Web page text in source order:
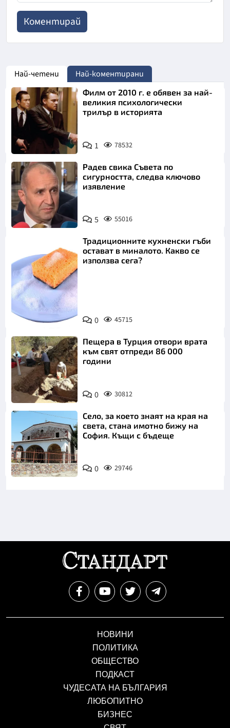
Най-четени Най-коментирани
Филм от 2010 г. е обявен за най-
великия психологически
трилър в историята
1 78532
Радев свика Съвета по
сигурността, следва ключово
изявление
5 55016
Снимка:
Пиксабей
Традиционните кухненски гъби
остават в миналото. Какво се
използва сега?
0 45715
Пещера в Турция отвори врата
към свят отпреди 86 000
години
0 30812
Село, за което знаят на края на
света, стана имотно бижу на
София. Къщи с бъдеще
0 29746
НОВИНИ
ПОЛИТИКА
ОБЩЕСТВО
ПОДКАСТ
ЧУДЕСАТА НА БЪЛГАРИЯ
ЛЮБОПИТНО
БИЗНЕС